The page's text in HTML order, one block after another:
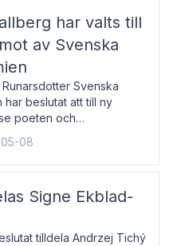
har valts till
av Svenska
Svenska
har beslutat att till ny
poeten och
Anna Hallberg. Hon
Tua Forsström på
att ta sitt inträde vid
08
Signe Ekblad-
tilldela Andrzej Tichý